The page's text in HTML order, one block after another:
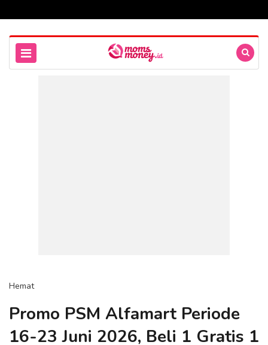
Hemat
Promo PSM Alfamart Periode
16-23 Juni 2026, Beli 1 Gratis 1